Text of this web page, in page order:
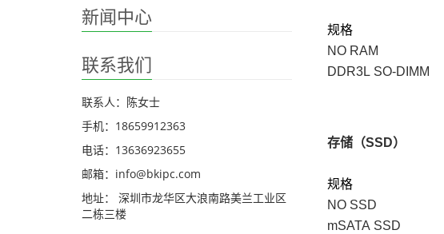
规格
NO RAM
DDR3L SO-DIMM
存储（SSD）
规格
NO SSD
mSATA SSD
新闻中心
联系我们
联系人：陈女士
手机：18659912363
电话：13636923655
邮箱：info@bkipc.com
地址： 深圳市龙华区大浪南路美兰工业区
二栋三楼